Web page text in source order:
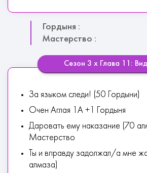
Гордыня :
Мастерство :
Сезон 3 х Глава 11:
За языком следи! (50 Гордыни)
Очен Аглая 1А +1 Гордыня
Даровать ему наказание (70
Мастерство
Ты и вправду задолжал/а мне
алмаза)